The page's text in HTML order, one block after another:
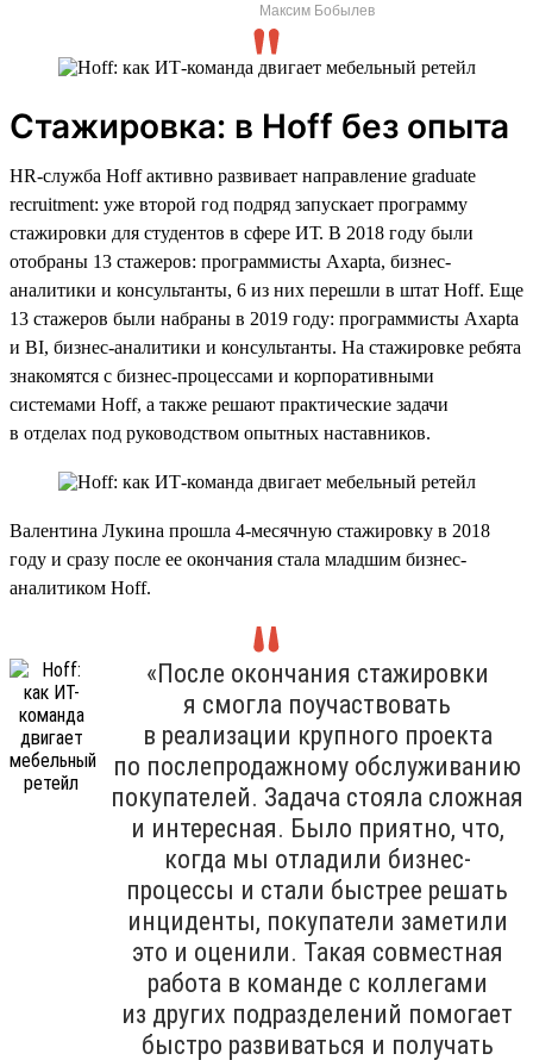
Максим Бобылев
Стажировка: в Hoff без опыта
HR-служба Hoff активно развивает направление graduate
recruitment: уже второй год подряд запускает программу
стажировки для студентов в сфере ИТ. В 2018 году были
отобраны 13 стажеров: программисты Axapta, бизнес-
аналитики и консультанты, 6 из них перешли в штат Hoff. Еще
13 стажеров были набраны в 2019 году: программисты Axapta
и BI, бизнес-аналитики и консультанты. На стажировке ребята
знакомятся с бизнес-процессами и корпоративными
системами Hoff, а также решают практические задачи
в отделах под руководством опытных наставников.
Валентина Лукина прошла 4-месячную стажировку в 2018
году и сразу после ее окончания стала младшим бизнес-
аналитиком Hoff.
«После окончания стажировки
я смогла поучаствовать
в реализации крупного проекта
по послепродажному обслуживанию
покупателей. Задача стояла сложная
и интересная. Было приятно, что,
когда мы отладили бизнес-
процессы и стали быстрее решать
инциденты, покупатели заметили
это и оценили. Такая совместная
работа в команде с коллегами
из других подразделений помогает
быстро развиваться и получать